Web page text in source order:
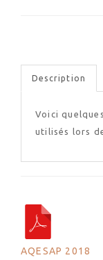
Description
Voici
utilisés lors
AQESAP 2018